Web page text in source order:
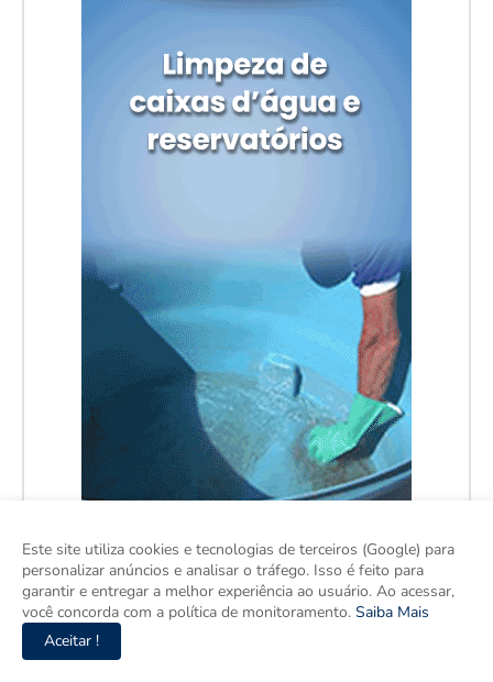
Este site utiliza cookies e tecnologias de terceiros (Google) para
personalizar anúncios e analisar o tráfego. Isso é feito para
garantir e entregar a melhor experiência ao usuário. Ao acessar,
você concorda com a política de monitoramento. Saiba Mais
Aceitar !